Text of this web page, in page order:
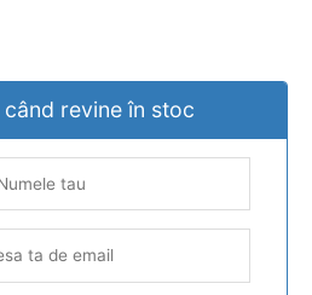
revine în stoc